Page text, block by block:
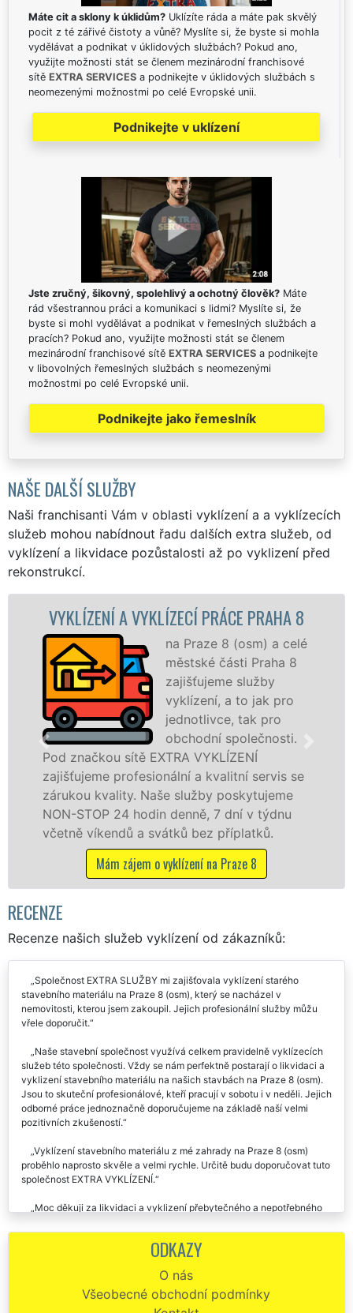
Máte cit a sklony k úklidům? Uklízíte ráda a máte pak skvělý
pocit z té zářivé čistoty a vůně? Myslíte si, že byste si mohla
vydělávat a podnikat v úklidových službách? Pokud ano,
využijte možnosti stát se členem mezinárodní franchisové
sítě EXTRA SERVICES a podnikejte v úklidových službách s
neomezenými možnostmi po celé Evropské unii.
Podnikejte v uklízení
Jste zručný, šikovný, spolehlivý a ochotný člověk? Máte
rád všestrannou práci a komunikaci s lidmi? Myslíte si, že
byste si mohl vydělávat a podnikat v řemeslných službách a
pracích? Pokud ano, využijte možnosti stát se členem
mezinárodní franchisové sítě EXTRA SERVICES a podnikejte
v libovolných řemeslných službách s neomezenými
možnostmi po celé Evropské unii.
Podnikejte jako řemeslník
NAŠE DALŠÍ SLUŽBY
Naši franchisanti Vám v oblasti vyklízení a a vyklízecích
služeb mohou nabídnout řadu dalších extra služeb, od
vyklízení a likvidace pozůstalosti až po vyklizení před
rekonstrukcí.
A VYKLÍZECÍ PRÁCE PRAHA 8
na Praze 8 (osm) a celé
městské části Praha 8
zajišťujeme služby
vyklízení, a to jak pro
jednotlivce, tak pro
obchodní společnosti.
sítě EXTRA VYKLÍZENÍ
profesionální a kvalitní servis se
Naše služby poskytujeme
24 hodin denně, 7 dní v týdnu
a svátků bez příplatků.
zájem o vyklízení na Praze 8
službu jak
osobám se
práce, a to
RECENZE
Recenze našich služeb vyklízení od zákazníků:
Společnost EXTRA SLUŽBY mi zajišťovala vyklízení starého
stavebního materiálu na Praze 8 (osm), který se nacházel v
nemovitosti, kterou jsem zakoupil. Jejich profesionální služby můžu
vřele doporučit.
Naše stavební společnost využívá celkem pravidelně vyklízecích
služeb této společnosti. Vždy se nám perfektně postarají o likvidaci a
vyklizení stavebního materiálu na našich stavbách na Praze 8 (osm).
Jsou to skuteční profesionálové, kteří pracují v sobotu i v neděli. Jejich
odborné práce jednoznačně doporučujeme na základě naší velmi
pozitivních zkušeností.
Vyklízení stavebního materiálu z mé zahrady na Praze 8 (osm)
proběhlo naprosto skvěle a velmi rychle. Určitě budu doporučovat tuto
společnost EXTRA VYKLÍZENÍ.
Moc děkuji za likvidaci a vyklizení přebytečného a nepotřebného
skutečně oceňuji. Za kvalitu vašich služeb dávám palec nahoru. 👍
o vyklizení starého stavebního materiálu na stavbě na Praze 8 (osm) a
samozřejmě aby zajistili i jeho likvidaci. Se službami firmy EXTRA
VYKLÍZENÍ jsem velmi spokojen. Vždy přesně sedělo všechno, na čem
ODKAZY
O nás
Všeobecné obchodní podmínky